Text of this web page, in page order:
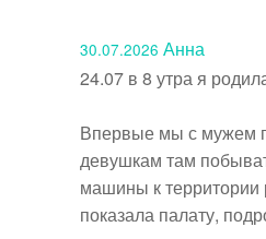
30.07.2026 Анна
24.07 в 8 утра я
Впервые мы с мужем
девушкам там
машины к территории
показала палату,